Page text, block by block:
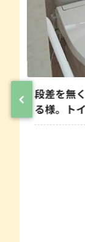
段差を無
る様。ト